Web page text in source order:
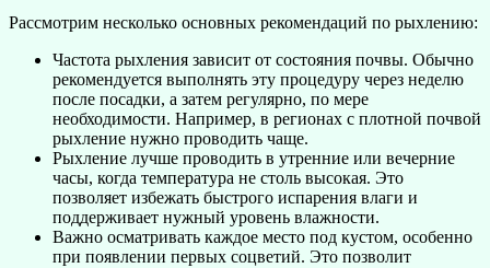
Рассмотрим несколько основных рекомендаций по рыхлению:
Частота рыхления зависит от состояния почвы. Обычно
рекомендуется выполнять эту процедуру через неделю
после посадки, а затем регулярно, по мере
необходимости. Например, в регионах с плотной почвой
рыхление нужно проводить чаще.
Рыхление лучше проводить в утренние или вечерние
часы, когда температура не столь высокая. Это
позволяет избежать быстрого испарения влаги и
поддерживает нужный уровень влажности.
Важно осматривать каждое место под кустом, особенно
при появлении первых соцветий. Это позволит